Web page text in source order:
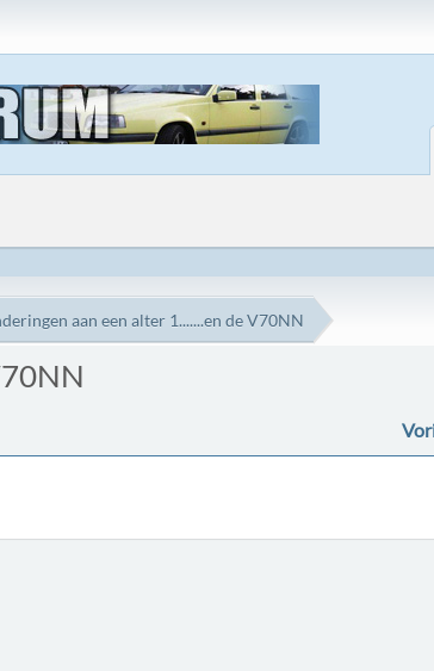
aan een alter 1.......en de V70NN